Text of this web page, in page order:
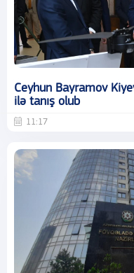
Ceyhun Bayramov
ilə tanış olub
11:17